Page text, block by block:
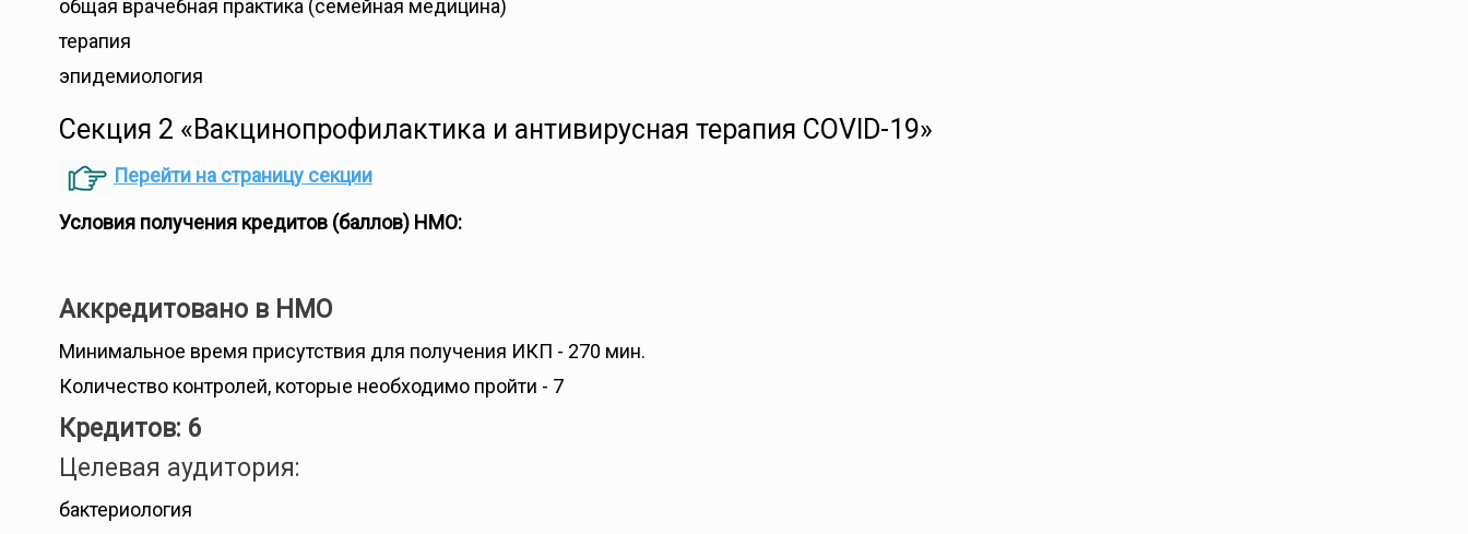
общая врачебная практика (семейная медицина)
терапия
эпидемиология
Секция 2 «Вакцинопрофилактика и антивирусная терапия COVID-19»
Перейти на страницу секции
Условия получения кредитов (баллов) НМО:
Аккредитовано в НМО
Минимальное время присутствия для получения ИКП - 270 мин.
Количество контролей, которые необходимо пройти - 7
Кредитов: 6
Целевая аудитория:
бактериология